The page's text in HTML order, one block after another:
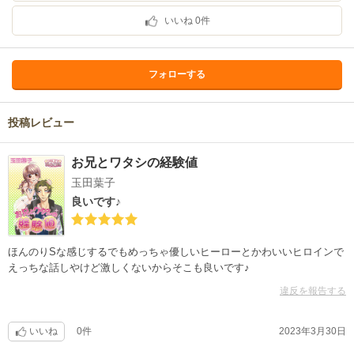
いいね 0件
フォローする
投稿レビュー
お兄とワタシの経験値
玉田葉子
良いです♪
ほんのりSな感じするでもめっちゃ優しいヒーローとかわいいヒロインで
えっちな話しやけど激しくないからそこも良いです♪
違反を報告する
いいね 0件 2023年3月30日